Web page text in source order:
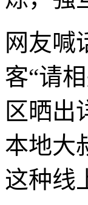
网友喊
客“请
区晒出
本地大
这种线